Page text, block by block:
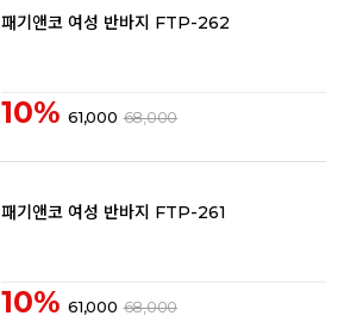
패기앤코 여성 반바지 FTP-262
10% 61,000 68,000
패기앤코 여성 반바지 FTP-261
10% 61,000 68,000